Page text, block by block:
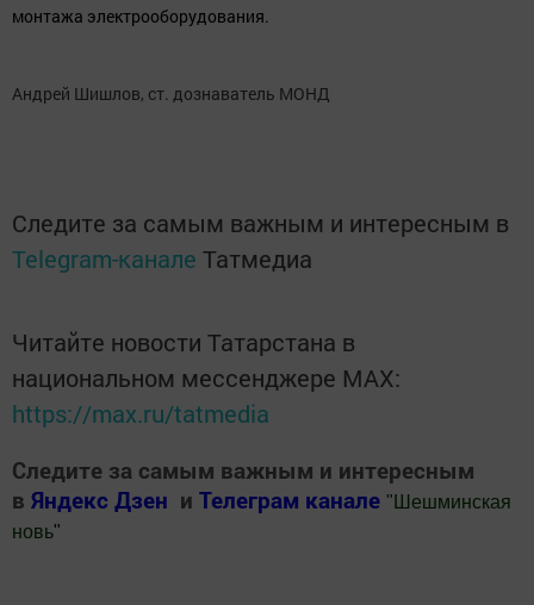
монтажа электрооборудования.
Андрей Шишлов, ст. дознаватель МОНД
Следите за самым важным и интересным в
Telegram-канале Татмедиа
Читайте новости Татарстана в
национальном мессенджере MАХ:
https://max.ru/tatmedia
Следите за самым важным и интересным
в Яндекс Дзен и Телеграм канале " Шешминская
новь"